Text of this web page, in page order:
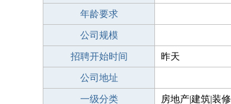
年龄要求
公司规模
招聘开始时间 昨天
公司地址
一级分类 房地产|建筑|装修